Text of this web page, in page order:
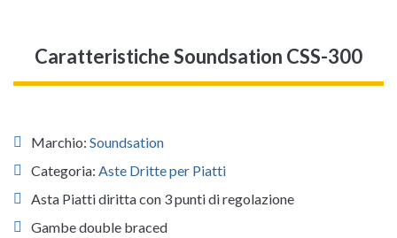
Caratteristiche Soundsation CSS-300
Marchio: Soundsation
Categoria: Aste Dritte per Piatti
Asta Piatti diritta con 3 punti di regolazione
Gambe double braced